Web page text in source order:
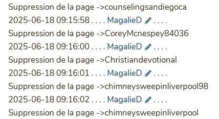
Suppression de la page ->counselingsandiegoca
2025-06-18 09:15:58 . . . . MagalieD
. . . .
Suppression de la page ->CoreyMcnespey84036
2025-06-18 09:16:00 . . . . MagalieD
. . . .
Suppression de la page ->Christiandevotional
2025-06-18 09:16:01 . . . . MagalieD
. . . .
Suppression de la page ->chimneysweepinliverpool98
2025-06-18 09:16:02 . . . . MagalieD
. . . .
Suppression de la page ->chimneysweepinliverpool